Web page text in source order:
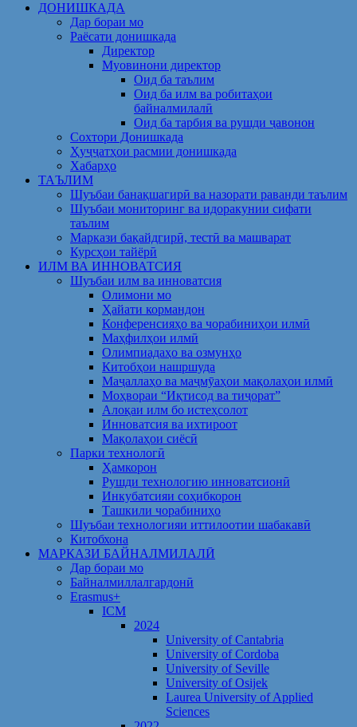
ДОНИШКАДА
Дар бораи мо
Раёсати донишкада
Директор
Муовинони директор
Оид ба таълим
Оид ба илм ва робитаҳои
байналмилалӣ
Оид ба тарбия ва рушди ҷавонон
Сохтори Донишкада
Ҳуҷҷатҳои расмии донишкада
Хабарҳо
ТАЪЛИМ
Шуъбаи банақшагирӣ ва назорати раванди таълим
Шуъбаи мониторинг ва идоракунии сифати
таълим
Маркази бақайдгирӣ, тестӣ ва машварат
Курсҳои тайёрӣ
ИЛМ ВА ИННОВАТСИЯ
Шуъбаи илм ва инноватсия
Олимони мо
Ҳайати кормандон
Конференсияҳо ва чорабиниҳои илмӣ
Маҳфилҳои илмӣ
Олимпиадаҳо ва озмунҳо
Китобҳои нашршуда
Маҷаллаҳо ва маҷмӯаҳои мақолаҳои илмӣ
Моҳвораи “Иқтисод ва тиҷорат”
Алоқаи илм бо истеҳсолот
Инноватсия ва ихтироот
Мақолаҳои сиёсӣ
Парки технологӣ
Ҳамкорон
Рушди технологию инноватсионӣ
Инкубатсияи соҳибкорон
Ташкили чорабиниҳо
Шуъбаи технологияи иттилоотии шабакавӣ
Китобхона
МАРКАЗИ БАЙНАЛМИЛАЛӢ
Дар бораи мо
Байналмиллалгардонӣ
Erasmus+
ICM
2024
University of Cantabria
University of Cordoba
University of Seville
University of Osijek
Laurea University of Applied
Sciences